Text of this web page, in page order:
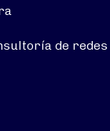
de redes